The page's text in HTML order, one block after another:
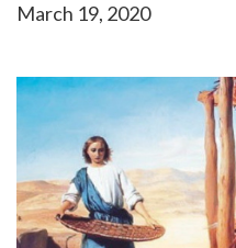
March 19, 2020